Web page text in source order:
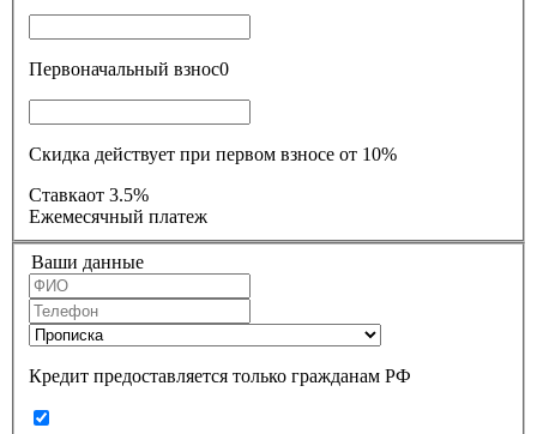
Первоначальный взнос0
Скидка действует при первом взносе от 10%
Ставкаот 3.5%
Ежемесячный платеж
Ваши данные
Кредит предоставляется только гражданам РФ